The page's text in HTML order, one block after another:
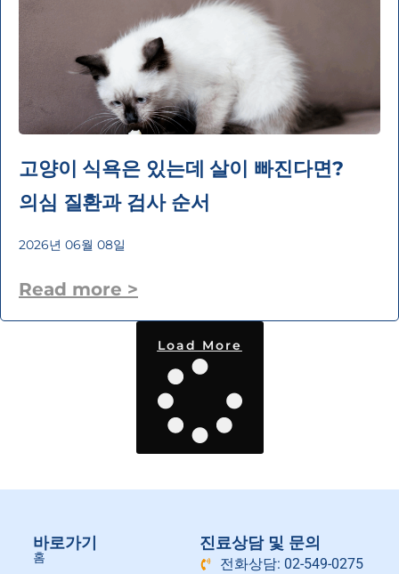
고양이 식욕은 있는데 살이 빠진다면?
의심 질환과 검사 순서
2026년 06월 08일
Read more >
Load More
바로가기
홈
진료상담 및 문의
전화상담: 02-549-0275